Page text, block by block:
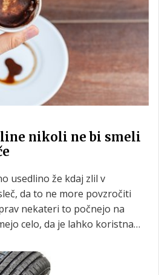
doprinesli k čistejši
nikoli ne bi smeli
usedlino že kdaj zlil v
da to ne more povzročiti
nekateri to počnejo na
celo, da je lahko koristna
usedlino vsekakor najti drugo